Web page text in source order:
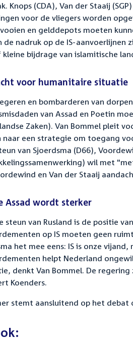
Knops (CDA), Van der Staaij
voor de vliegers worden
en gelddepots moeten
de nadruk op de IS-aanvoerlijnen
bijdrage van islamitische
voor humanitaire situatie
en bombarderen van
van Assad en Poetin
Zaken). Van Bommel pleit
naar een strategie om toegang
van Sjoerdsma (D66),
wil met
en Van der Staaij
Assad wordt sterker
steun van Rusland is de positie
op IS moeten geen
het mee eens: IS is onze
helpt Nederland
denkt Van Bommel. De
Koenders.
stemt aansluitend op het